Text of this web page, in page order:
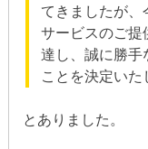
てきましたが、
サービスのご提
達し、誠に勝手
ことを決定いた
とありました。